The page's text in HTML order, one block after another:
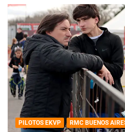
PILOTOS EKVP RMC BUENOS